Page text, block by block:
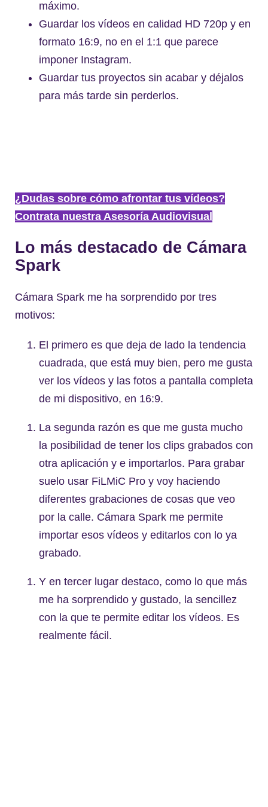
máximo.
Guardar los vídeos en calidad HD 720p y en
formato 16:9, no en el 1:1 que parece
imponer Instagram.
Guardar tus proyectos sin acabar y déjalos
para más tarde sin perderlos.
¿Dudas sobre cómo afrontar tus vídeos?
Contrata nuestra Asesoría Audiovisual
Lo más destacado de Cámara
Spark
Cámara Spark me ha sorprendido por tres
motivos:
El primero es que deja de lado la tendencia
cuadrada, que está muy bien, pero me gusta
ver los vídeos y las fotos a pantalla completa
de mi dispositivo, en 16:9.
La segunda razón es que me gusta mucho
la posibilidad de tener los clips grabados con
otra aplicación y e importarlos. Para grabar
suelo usar FiLMiC Pro y voy haciendo
diferentes grabaciones de cosas que veo
por la calle. Cámara Spark me permite
importar esos vídeos y editarlos con lo ya
grabado.
Y en tercer lugar destaco, como lo que más
me ha sorprendido y gustado, la sencillez
con la que te permite editar los vídeos. Es
realmente fácil.